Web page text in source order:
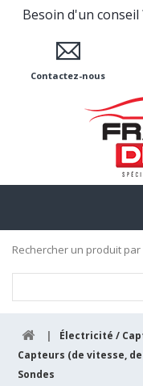
Besoin d'un conseil
Contactez-nous
Rechercher un produit
| Électricité /
Capteurs (de vitesse,
Sondes